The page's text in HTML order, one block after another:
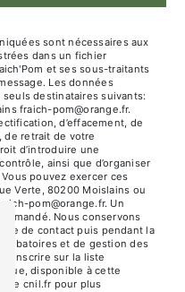
sont nécessaires aux
dans un fichier
et ses sous-traitants
Les données
destinataires suivants:
fraich-pom@orange.fr.
d’effacement, de
de retrait de votre
d’introduire une
ainsi que d’organiser
pouvez exercer ces
Verte, 80200 Moislains ou
pom@orange.fr. Un
Nous conservons
de contact puis pendant la
et de gestion des
inscrire sur la liste
disponible à cette
site cnil.fr pour plus